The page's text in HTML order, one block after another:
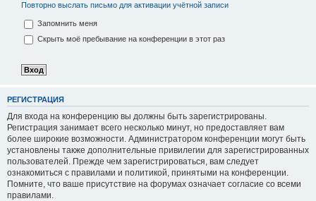
Повторно выслать письмо для активации учётной записи
Запомнить меня
Скрыть моё пребывание на конференции в этот раз
РЕГИСТРАЦИЯ
Для входа на конференцию вы должны быть зарегистрированы.
Регистрация занимает всего несколько минут, но предоставляет вам
более широкие возможности. Администратором конференции могут быть
установлены также дополнительные привилегии для зарегистрированных
пользователей. Прежде чем зарегистрироваться, вам следует
ознакомиться с правилами и политикой, принятыми на конференции.
Помните, что ваше присутствие на форумах означает согласие со всеми
правилами.